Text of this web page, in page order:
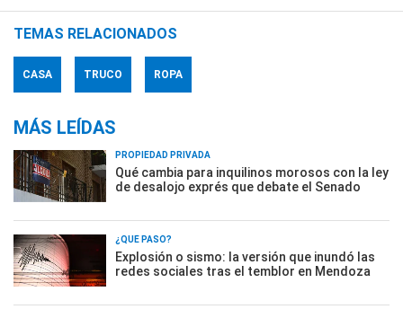
TEMAS RELACIONADOS
CASA TRUCO ROPA
MÁS LEÍDAS
PROPIEDAD PRIVADA
Qué cambia para inquilinos morosos con la ley
de desalojo exprés que debate el Senado
¿QUÉ PASÓ?
Explosión o sismo: la versión que inundó las
redes sociales tras el temblor en Mendoza